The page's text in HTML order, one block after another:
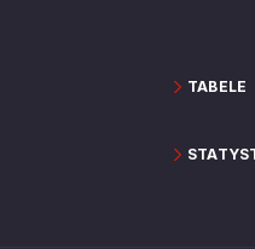
TABELE